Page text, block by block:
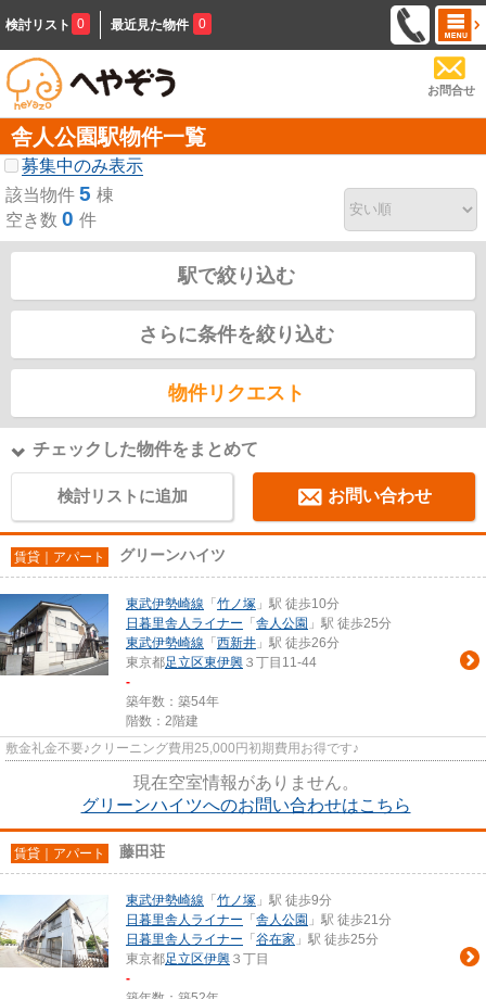
検討リスト 0 最近見た物件 0
お問合せ
舎人公園駅物件一覧
募集中のみ表示
該当物件 5 棟
空き数 0 件
駅で絞り込む
さらに条件を絞り込む
物件リクエスト
チェックした物件をまとめて
検討リストに追加 お問い合わせ
賃貸｜アパート グリーンハイツ
東武伊勢崎線 「 竹ノ塚 」駅 徒歩10分
日暮里舎人ライナー 「 舎人公園 」駅 徒歩25分
東武伊勢崎線 「 西新井 」駅 徒歩26分
東京都足立区東伊興 ３丁目11-44
-
築年数：築54年
階数：2階建
敷金礼金不要♪クリーニング費用25,000円初期費用お得です♪
現在空室情報がありません。
グリーンハイツへのお問い合わせはこちら
賃貸｜アパート 藤田荘
東武伊勢崎線 「 竹ノ塚 」駅 徒歩9分
日暮里舎人ライナー 「 舎人公園 」駅 徒歩21分
日暮里舎人ライナー 「 谷在家 」駅 徒歩25分
東京都足立区伊興 ３丁目
-